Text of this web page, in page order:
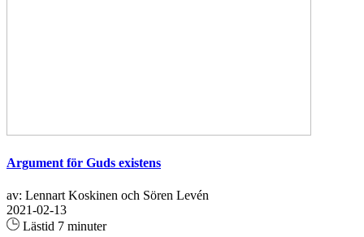
Argument för Guds existens
av: Lennart Koskinen och Sören Levén
2021-02-13
Lästid 7 minuter